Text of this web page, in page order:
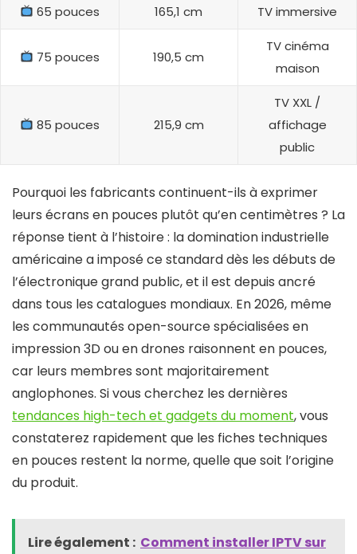
65 pouces 165,1 cm TV immersive
75 pouces 190,5 cm
TV cinéma
maison
85 pouces 215,9 cm
TV XXL /
affichage
public
Pourquoi les fabricants continuent-ils à exprimer
leurs écrans en pouces plutôt qu’en centimètres ? La
réponse tient à l’histoire : la domination industrielle
américaine a imposé ce standard dès les débuts de
l’électronique grand public, et il est depuis ancré
dans tous les catalogues mondiaux. En 2026, même
les communautés open-source spécialisées en
impression 3D ou en drones raisonnent en pouces,
car leurs membres sont majoritairement
anglophones. Si vous cherchez les dernières
tendances high-tech et gadgets du moment, vous
constaterez rapidement que les fiches techniques
en pouces restent la norme, quelle que soit l’origine
du produit.
Lire également : Comment installer IPTV sur